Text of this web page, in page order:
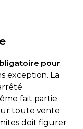
pour
exception. La
fait partie
toute vente
doit figurer